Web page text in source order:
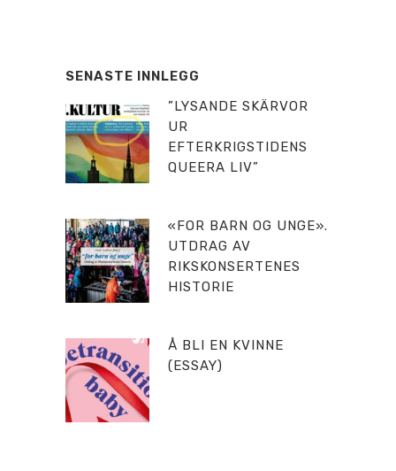
SENASTE INNLEGG
”LYSANDE SKÄRVOR
UR
EFTERKRIGSTIDENS
QUEERA LIV”
«FOR BARN OG UNGE».
UTDRAG AV
RIKSKONSERTENES
HISTORIE
Å BLI EN KVINNE
(ESSAY)